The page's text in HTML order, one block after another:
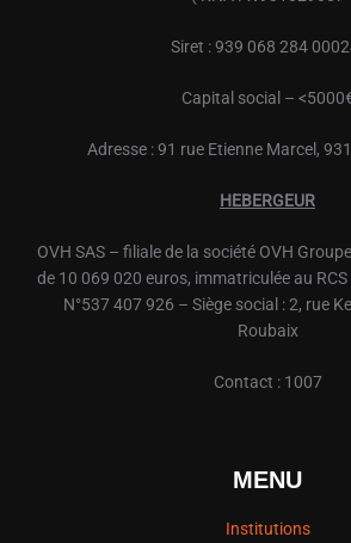
Siret : 939 068 284
Capital social –
Adresse : 91 rue Etienne Marcel,
HEBERGEUR
OVH SAS – filiale de la société OVH
de 10 069 020 euros, immatriculée au
N°537 407 926 – Siège social : 2, rue
Roubaix
Contact : 1007
MENU
Institutions